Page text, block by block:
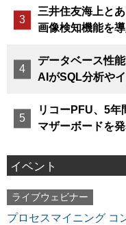
三井住友海上と
画像検知機能を
データベース性
AIがSQL分析や
リコーPFU、5年
マザーボードを
イベント
ライブウェビナー
プロセスマイニング コ